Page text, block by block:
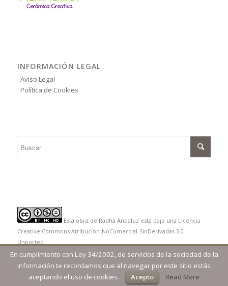
INFORMACIÓN LEGAL
· Aviso Legal
· Política de Cookies
Esta obra de Radha Andaluz está bajo una Licencia
Creative Commons Atribución-NoComercial-SinDerivadas 3.0
Unported
© Copyright - Radha Andaluz | Desarrollado poroncediez Central de
Diseño
En cumplimiento con Ley 34/2002, de servicios de la sociedad de la
información te recordamos que al navegar por este sitio estás
aceptando el uso de cookies.
Acepto Read More